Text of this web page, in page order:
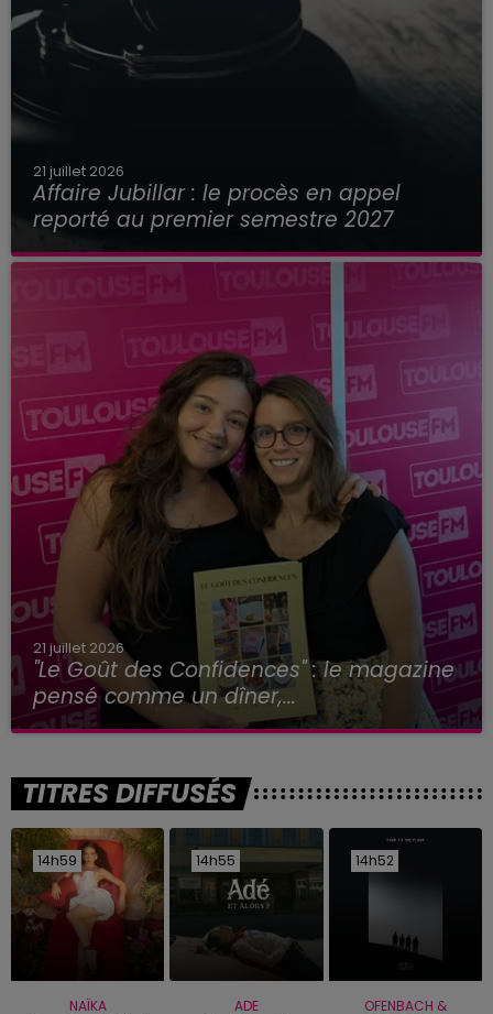
21 juillet 2026
Affaire Jubillar : le procès en appel
reporté au premier semestre 2027
21 juillet 2026
"Le Goût des Confidences" : le magazine
pensé comme un dîner,...
TITRES DIFFUSÉS
14h59
14h59
NAÏKA
14h55
14h55
ADE
14h52
14h52
OFENBACH &